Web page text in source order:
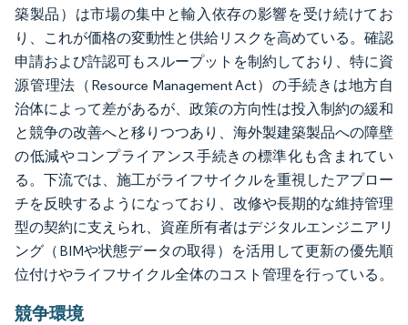
築製品）は市場の集中と輸入依存の影響を受け続けてお
り、これが価格の変動性と供給リスクを高めている。確認
申請および許認可もスループットを制約しており、特に資
源管理法（Resource Management Act）の手続きは地方自
治体によって差があるが、政策の方向性は投入制約の緩和
と競争の改善へと移りつつあり、海外製建築製品への障壁
の低減やコンプライアンス手続きの標準化も含まれてい
る。下流では、施工がライフサイクルを重視したアプロー
チを反映するようになっており、改修や長期的な維持管理
型の契約に支えられ、資産所有者はデジタルエンジニアリ
ング（BIMや状態データの取得）を活用して更新の優先順
位付けやライフサイクル全体のコスト管理を行っている。
競争環境